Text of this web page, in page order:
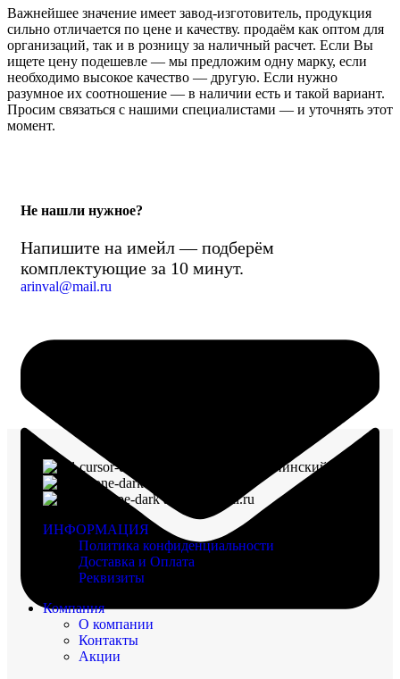
Важнейшее значение имеет завод-изготовитель, продукция
сильно отличается по цене и качеству. продаём как оптом для
организаций, так и в розницу за наличный расчет. Если Вы
ищете цену подешевле — мы предложим одну марку, если
необходимо высокое качество — другую. Если нужно
разумное их соотношение — в наличии есть и такой вариант.
Просим связаться с нашими специалистами — и уточнять этот
момент.
Не нашли нужное?
Напишите на имейл — подберём
комплектующие за 10 минут.
arinval@mail.ru
г. Воронеж, пр-кт Ленинский, д. 221
arinval@mail.ru
ИНФОРМАЦИЯ
Политика конфиденциальности
Доставка и Оплата
Реквизиты
Компания
О компании
Контакты
Акции